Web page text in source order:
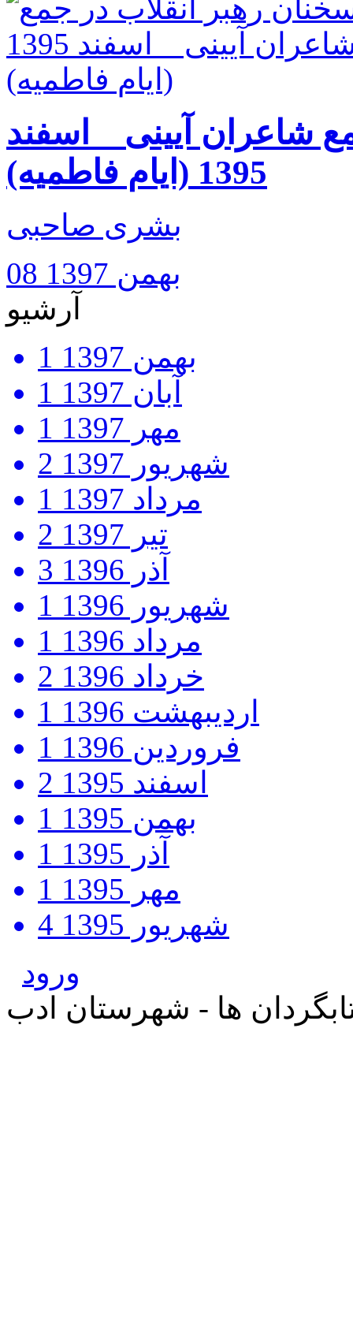
شاعران آیینی _ اسفند
1395 (ایام فاطمیه)
بشری صاحبی
08 بهمن 1397
آرشیو
بهمن 1397
1
آبان 1397
1
مهر 1397
1
شهریور 1397
2
مرداد 1397
1
تیر 1397
2
آذر 1396
3
شهریور 1396
1
مرداد 1396
1
خرداد 1396
2
اردیبهشت 1396
1
فروردین 1396
1
اسفند 1395
2
بهمن 1395
1
آذر 1395
1
مهر 1395
1
شهریور 1395
4
ورود
ها - شهرستان ادب